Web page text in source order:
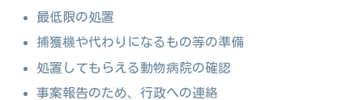
最低限の処置
捕獲機や代わりになるもの等の準備
処置してもらえる動物病院の確認
事案報告のため、行政への連絡